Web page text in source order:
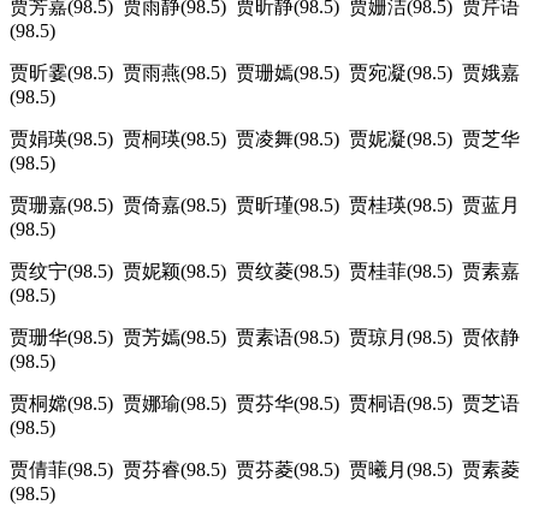
贾芳嘉(98.5) 贾雨静(98.5) 贾昕静(98.5) 贾姗洁(98.5) 贾芹语
(98.5)
贾昕霎(98.5) 贾雨燕(98.5) 贾珊嫣(98.5) 贾宛凝(98.5) 贾娥嘉
(98.5)
贾娟瑛(98.5) 贾桐瑛(98.5) 贾凌舞(98.5) 贾妮凝(98.5) 贾芝华
(98.5)
贾珊嘉(98.5) 贾倚嘉(98.5) 贾昕瑾(98.5) 贾桂瑛(98.5) 贾蓝月
(98.5)
贾纹宁(98.5) 贾妮颖(98.5) 贾纹菱(98.5) 贾桂菲(98.5) 贾素嘉
(98.5)
贾珊华(98.5) 贾芳嫣(98.5) 贾素语(98.5) 贾琼月(98.5) 贾依静
(98.5)
贾桐嫦(98.5) 贾娜瑜(98.5) 贾芬华(98.5) 贾桐语(98.5) 贾芝语
(98.5)
贾倩菲(98.5) 贾芬睿(98.5) 贾芬菱(98.5) 贾曦月(98.5) 贾素菱
(98.5)